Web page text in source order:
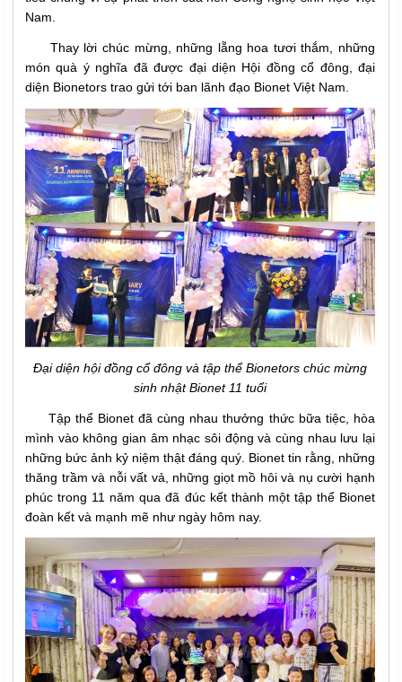
Nam.
Thay lời chúc mừng, những lẵng hoa tươi thắm, những
món quà ý nghĩa đã được đại diện Hội đồng cổ đông, đại
diện Bionetors trao gửi tới ban lãnh đạo Bionet Việt Nam.
Đại diện hội đồng cổ đông và tập thể Bionetors chúc mừng
sinh nhật Bionet 11 tuổi
Tập thể Bionet đã cùng nhau thưởng thức bữa tiệc, hòa
mình vào không gian âm nhạc sôi động và cùng nhau lưu lại
những bức ảnh kỷ niệm thật đáng quý. Bionet tin rằng, những
thăng trầm và nỗi vất vả, những giọt mồ hôi và nụ cười hạnh
phúc trong 11 năm qua đã đúc kết thành một tập thể Bionet
đoàn kết và mạnh mẽ như ngày hôm nay.